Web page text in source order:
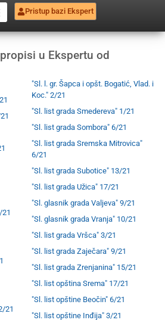
Pristup bazi Ekspert
u Ekspertu od
21
"Sl. l. gr. Šapca i opšt. Bogatić, Vlad. i
Koc." 2/21
"Sl. list grada Smedereva" 1/21
"Sl. list grada Sombora" 6/21
"Sl. list grada Sremska Mitrovica"
6/21
"Sl. list grada Subotice" 13/21
"Sl. list grada Užica" 17/21
"Sl. glasnik grada Valjeva" 9/21
"Sl. glasnik grada Vranja" 10/21
"Sl. list grada Vršca" 3/21
"Sl. list grada Zaječara" 9/21
"Sl. list grada Zrenjanina" 15/21
"Sl. list opština Srema" 17/21
"Sl. list opštine Beočin" 6/21
"Sl. list opštine Inđija" 3/21